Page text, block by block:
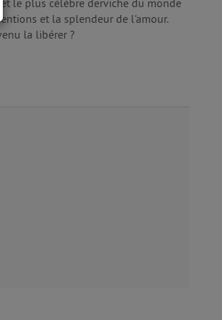
le plus célèbre derviche du monde
et la splendeur de l'amour.
la libérer ?